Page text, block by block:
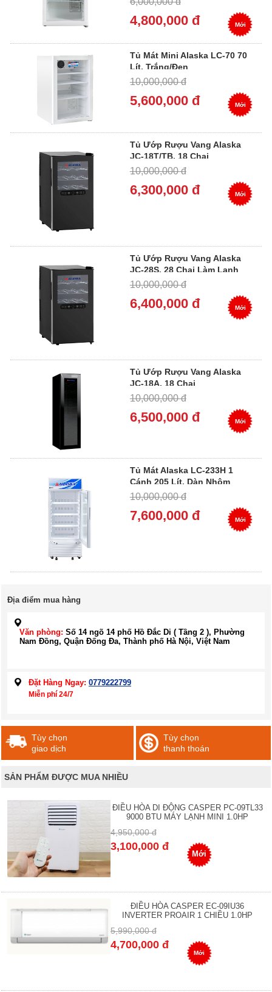
4,800,000 đ Mới
Tủ Mát Mini Alaska LC-70 70
Lít, Trắng/Đen
10,000,000 đ
5,600,000 đ Mới
Tủ Ướp Rượu Vang Alaska
JC-18T/TB, 18 Chai
10,000,000 đ
6,300,000 đ Mới
Tủ Ướp Rượu Vang Alaska
JC-28S, 28 Chai Làm Lạnh
Điện Tử
10,000,000 đ
6,400,000 đ Mới
Tủ Ướp Rượu Vang Alaska
JC-18A, 18 Chai
10,000,000 đ
6,500,000 đ Mới
Tủ Mát Alaska LC-233H 1
Cánh 205 Lít, Dàn Nhôm
10,000,000 đ
7,600,000 đ Mới
Địa điểm mua hàng
Văn phòng: Số 14 ngõ 14 phố Hồ Đắc Di ( Tầng 2 ), Phường
Nam Đồng, Quận Đống Đa, Thành phố Hà Nội, Việt Nam
Đặt Hàng Ngay: 0779222799
Miễn phí 24/7
Tùy chọn
giao dịch
Tùy chọn
thanh thoán
SẢN PHẨM ĐƯỢC MUA NHIỀU
ĐIỀU HÒA DI ĐỘNG CASPER PC-09TL33
9000 BTU MÁY LẠNH MINI 1.0HP
4,950,000 đ
3,100,000 đ
Mới
ĐIỀU HÒA CASPER EC-09IU36
INVERTER PROAIR 1 CHIỀU 1.0HP
5,990,000 đ
4,700,000 đ
Mới